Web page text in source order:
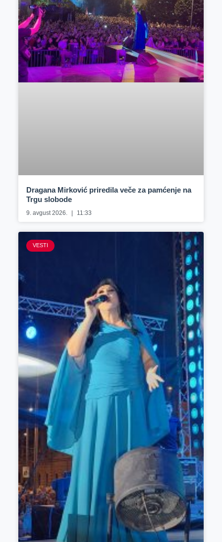
Dragana Mirković priredila veče za pamćenje na
Trgu slobode
9. avgust 2026. 11:33
VESTI